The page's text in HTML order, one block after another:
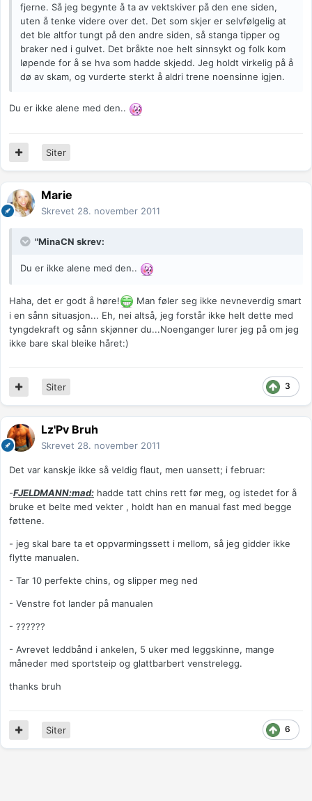
fjerne. Så jeg begynte å ta av vektskiver på den ene siden,
uten å tenke videre over det. Det som skjer er selvfølgelig at
det ble altfor tungt på den andre siden, så stanga tipper og
braker ned i gulvet. Det bråkte noe helt sinnsykt og folk kom
løpende for å se hva som hadde skjedd. Jeg holdt virkelig på å
dø av skam, og vurderte sterkt å aldri trene noensinne igjen.
Du er ikke alene med den..
Siter
Marie
Skrevet 28. november 2011
"MinaCN skrev:
Du er ikke alene med den..
Haha, det er godt å høre!
Man føler seg ikke nevneverdig smart
i en sånn situasjon... Eh, nei altså, jeg forstår ikke helt dette med
tyngdekraft og sånn skjønner du...Noenganger lurer jeg på om jeg
ikke bare skal bleike håret:)
3
Siter
Lz'Pv Bruh
Skrevet 28. november 2011
Det var kanskje ikke så veldig flaut, men uansett; i februar:
-FJELDMANN:mad: hadde tatt chins rett før meg, og istedet for å
bruke et belte med vekter , holdt han en manual fast med begge
føttene.
- jeg skal bare ta et oppvarmingssett i mellom, så jeg gidder ikke
flytte manualen.
- Tar 10 perfekte chins, og slipper meg ned
- Venstre fot lander på manualen
- ??????
- Avrevet leddbånd i ankelen, 5 uker med leggskinne, mange
måneder med sportsteip og glattbarbert venstrelegg.
thanks bruh
6
Siter